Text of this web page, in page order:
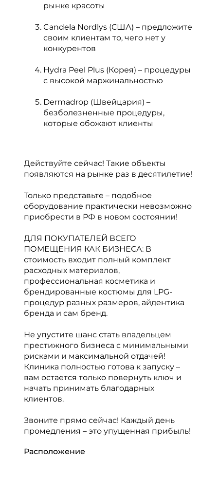
рынке красоты
Candela Nordlys (США) – предложите
своим клиентам то, чего нет у
конкурентов
Hydra Peel Plus (Корея) – процедуры
с высокой маржинальностью
Dermadrop (Швейцария) –
безболезненные процедуры,
которые обожают клиенты
Действуйте сейчас! Такие объекты
появляются на рынке раз в десятилетие!
Только представьте – подобное
оборудование практически невозможно
приобрести в РФ в новом состоянии!
ДЛЯ ПОКУПАТЕЛЕЙ ВСЕГО
ПОМЕЩЕНИЯ КАК БИЗНЕСА: В
стоимость входит полный комплект
расходных материалов,
профессиональная косметика и
брендированные костюмы для LPG-
процедур разных размеров, айдентика
бренда и сам бренд.
Не упустите шанс стать владельцем
престижного бизнеса с минимальными
рисками и максимальной отдачей!
Клиника полностью готова к запуску –
вам остается только повернуть ключ и
начать принимать благодарных
клиентов.
Звоните прямо сейчас! Каждый день
промедления – это упущенная прибыль!
Расположение